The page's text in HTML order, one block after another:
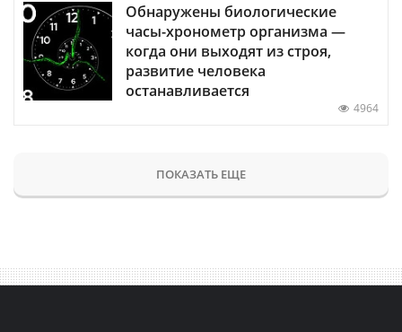
Обнаружены биологические
часы-хронометр организма —
когда они выходят из строя,
развитие человека
останавливается
4964
ПОКАЗАТЬ ЕЩЕ